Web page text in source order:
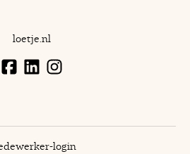
loetje.nl
login